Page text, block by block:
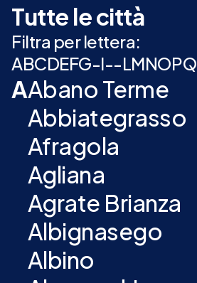
Tutte le città
Filtra per lettera:
ABCDEFG-I--LMNOPQ
AAbano Terme
Abbiategrasso
Afragola
Agliana
Agrate Brianza
Albignasego
Albino